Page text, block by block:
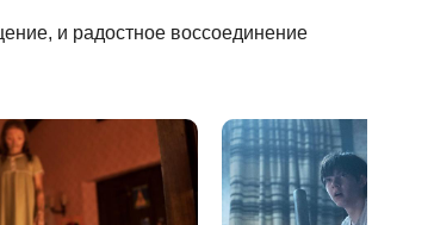
и радостное воссоединение